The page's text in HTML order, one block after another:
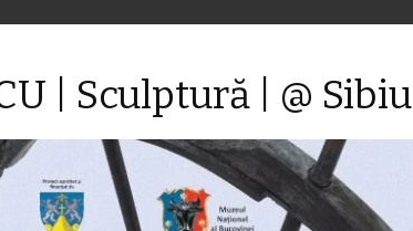
| Sculptură | @ Sibiu